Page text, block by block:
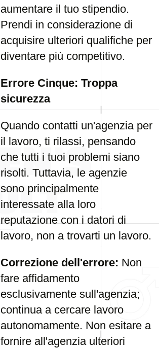
aumentare il tuo stipendio.
Prendi in considerazione di
acquisire ulteriori qualifiche per
diventare più competitivo.
Errore Cinque: Troppa
sicurezza
Quando contatti un'agenzia per
il lavoro, ti rilassi, pensando
che tutti i tuoi problemi siano
risolti. Tuttavia, le agenzie
sono principalmente
interessate alla loro
reputazione con i datori di
lavoro, non a trovarti un lavoro.
Correzione dell'errore: Non
fare affidamento
esclusivamente sull'agenzia;
continua a cercare lavoro
autonomamente. Non esitare a
fornire all'agenzia ulteriori